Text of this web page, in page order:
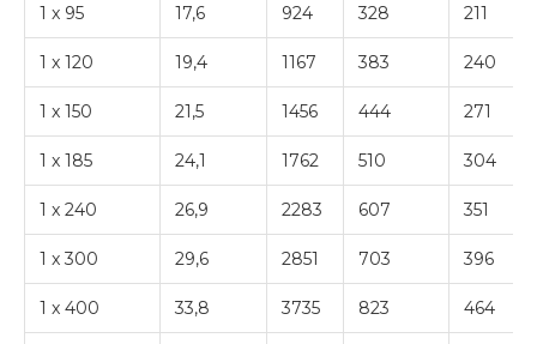
1 x 95 17,6 924 328 211
1 x 120 19,4 1167 383 240
1 x 150 21,5 1456 444 271
1 x 185 24,1 1762 510 304
1 x 240 26,9 2283 607 351
1 x 300 29,6 2851 703 396
1 x 400 33,8 3735 823 464